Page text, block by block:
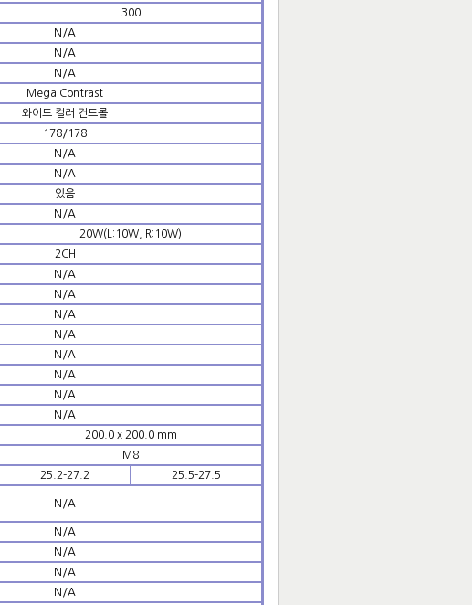
300
N/A
N/A
N/A
Mega Contrast
와이드 컬러 컨트롤
178/178
N/A
N/A
있음
N/A
20W(L:10W, R:10W)
2CH
N/A
N/A
N/A
N/A
N/A
N/A
N/A
N/A
200.0 x 200.0 mm
M8
25.2-27.2
25.5-27.5
N/A
N/A
N/A
N/A
N/A